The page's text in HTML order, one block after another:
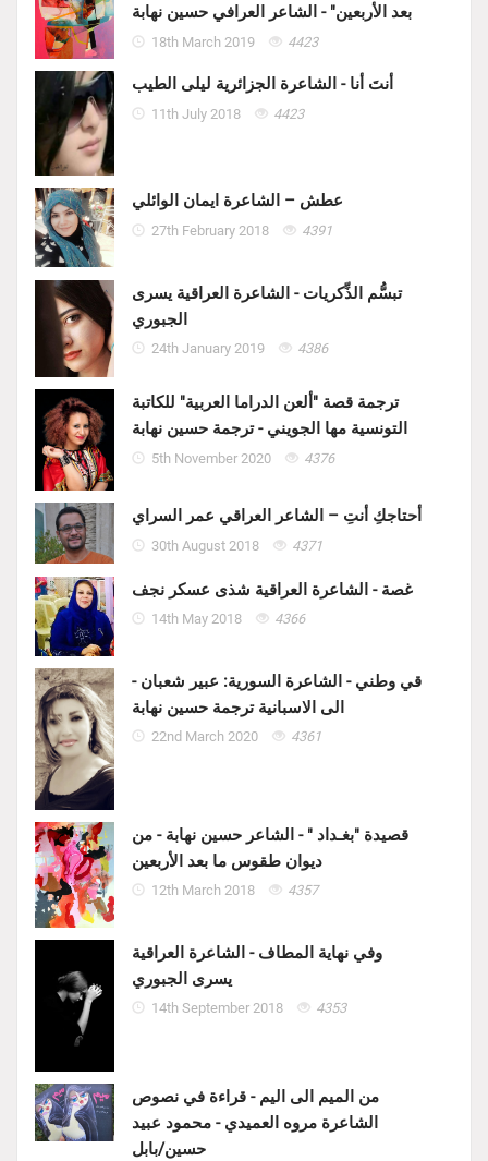
بعد الأربعين" - الشاعر العرافي حسين نهابة
18th March 2019 4423
أنتَ أنا - الشاعرة الجزائرية ليلى الطيب
11th July 2018 4423
عطش – الشاعرة ايمان الوائلي
27th February 2018 4391
تبسُّم الذِّكريات - الشاعرة العراقية يسرى
الجبوري
24th January 2019 4386
ترجمة قصة "ألعن الدراما العربية" للكاتبة
التونسية مها الجويني - ترجمة حسين نهابة
5th November 2020 4376
أحتاجكِ أنتِ – الشاعر العراقي عمر السراي
30th August 2018 4371
غصة - الشاعرة العراقية شذى عسكر نجف
14th May 2018 4366
قي وطني - الشاعرة السورية: عبير شعبان -
الى الاسبانية ترجمة حسين نهابة
22nd March 2020 4361
قصيدة "بغـداد " - الشاعر حسين نهابة - من
ديوان طقوس ما بعد الأربعين
12th March 2018 4357
وفي نهاية المطاف - الشاعرة العراقية
يسرى الجبوري
14th September 2018 4353
من الميم الى اليم - قراءة في نصوص
الشاعرة مروه العميدي - محمود عبيد
حسين/بابل